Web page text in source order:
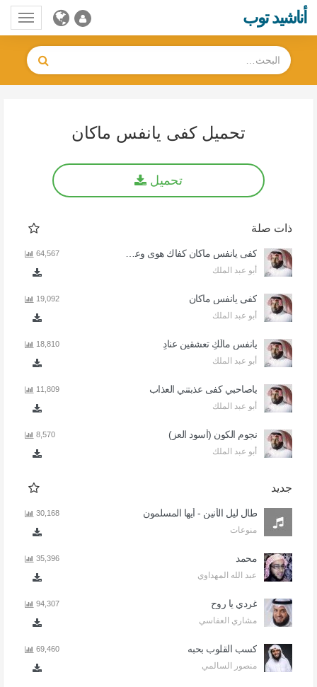
أناشيد توب
تحميل كفى يانفس ماكان
تحميل
ذات صلة
أبو عبد الملك
64,567
كفى يانفس ماكان
أبو عبد الملك
19,092
يانفس مالَكِ تعشقين عنادِ
أبو عبد الملك
18,810
ياصاحبي كفى عذبتني العذاب
أبو عبد الملك
11,809
نجوم الكون (أسود العز)
أبو عبد الملك
8,570
جديد
طال ليل الأنين - أيها المسلمون
منوعات
30,168
محمد
عبد الله المهداوي
35,396
غردي يا روح
مشاري العفاسي
94,307
كسب القلوب بحبه
منصور السالمي
69,460